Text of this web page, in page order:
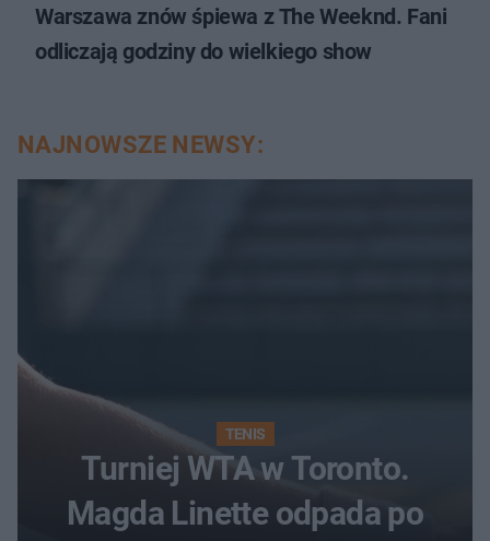
Warszawa znów śpiewa z The Weeknd. Fani
odliczają godziny do wielkiego show
NAJNOWSZE NEWSY:
TENIS
Turniej WTA w Toronto.
Magda Linette odpada po